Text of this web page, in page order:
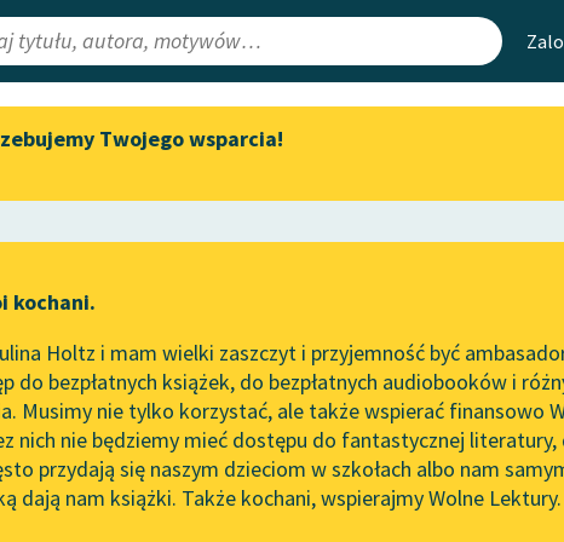
Lektury
redakcyjne
Aktualności
Spotkanie z Katarzyną Tunkiel
do słuchania na Wolnych
Lekturach
Nowy audiobook – „Marzenie
o Oriencie” Sophie Elkan
Kolekcja Nadwyraz.com x
Wolne Lektury – idealna na
Mapa Wolnych
Leśmianator
API
OAI-PMH
Widget Wolnych
Twojego wsparcia!
kochani.
Holtz i mam wielki zaszczyt i przyjemność być
do bezpłatnych książek, do bezpłatnych audiobooków i
Musimy nie tylko korzystać, ale także wspierać finansowo
nich nie będziemy mieć dostępu do fantastycznej
przydają się naszym dzieciom w szkołach albo nam
dają nam książki. Także kochani, wspierajmy Wolne Lektury.